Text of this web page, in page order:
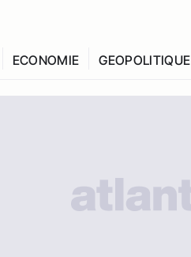
ECONOMIE GEOPOLITIQUE